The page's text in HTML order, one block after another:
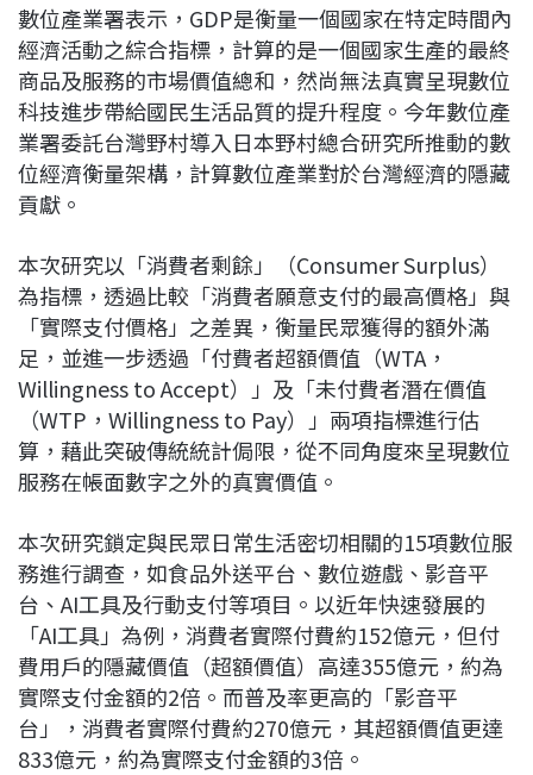
數位產業署表示， GDP是衡量一個國家在特定時間內
經濟活動之綜合指標，計算的是一個國家生產的最終
商品及服務的市場價值總和，然尚無法真實呈現數位
科技進步帶給國民生活品質的提升程度。今年數位產
業署委託台灣野村導入日本野村總合研究所推動的數
位經濟衡量架構，計算數位產業對於台灣經濟的隱藏
貢獻。
本次研究以「消費者剩餘」（Consumer Surplus）
為指標，透過比較「消費者願意支付的最高價格」與
「實際支付價格」之差異，衡量民眾獲得的額外滿
足，並進一步透過「付費者超額價值（WTA ，
Willingness to Accept）」及「未付費者潛在價值
（WTP ， Willingness to Pay）」兩項指標進行估
算，藉此突破傳統統計侷限，從不同角度來呈現數位
服務在帳面數字之外的真實價值。
本次研究鎖定與民眾日常生活密切相關的15項數位服
務進行調查，如食品外送平台、數位遊戲、影音平
台、 AI工具及行動支付等項目。以近年快速發展的
「AI工具」為例，消費者實際付費約152億元，但付
費用戶的隱藏價值（超額價值）高達355億元，約為
實際支付金額的2倍。而普及率更高的「影音平
台」，消費者實際付費約270億元，其超額價值更達
833億元，約為實際支付金額的3倍。